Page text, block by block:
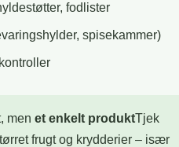
fodlister
spisekammer)
men et enkelt produktTjek
frugt og krydderier – især